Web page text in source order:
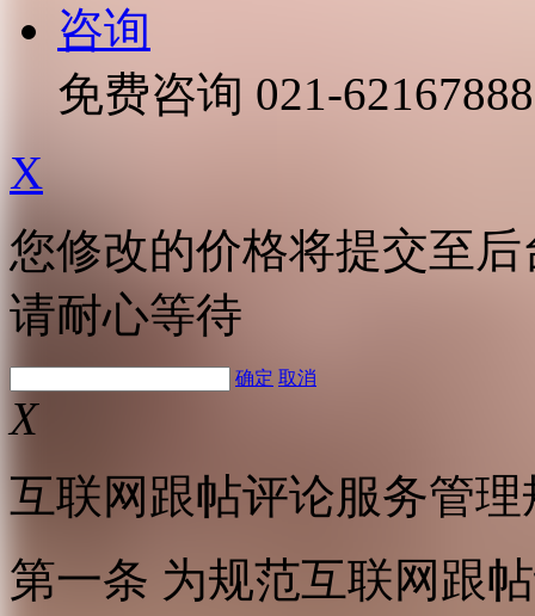
咨询
免费咨询 021-62167888
X
您修改的价格将提交至
请耐心等待
确定 取消
X
互联网跟帖评论服务管理
第一条 为规范互联网跟